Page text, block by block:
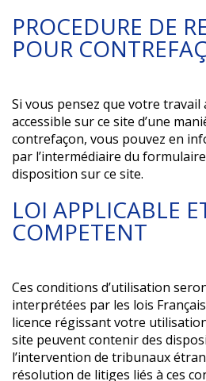
PROCEDURE DE
POUR
Si vous pensez que votre travail
accessible sur ce site d’une
contrefaçon, vous pouvez en
par l’intermédiaire du
disposition sur ce site.
LOI APPLICABLE
COMPETENT
Ces conditions d’utilisation
interprétées par les lois
licence régissant votre
site peuvent contenir des
l’intervention de tribunaux
résolution de litiges liés à ces